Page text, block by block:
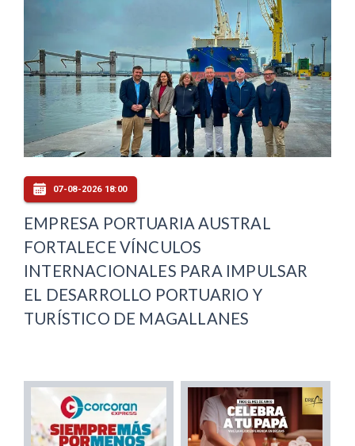
07-08-2026 18:00
EMPRESA PORTUARIA AUSTRAL
FORTALECE VÍNCULOS
INTERNACIONALES PARA IMPULSAR
EL DESARROLLO PORTUARIO Y
TURÍSTICO DE MAGALLANES